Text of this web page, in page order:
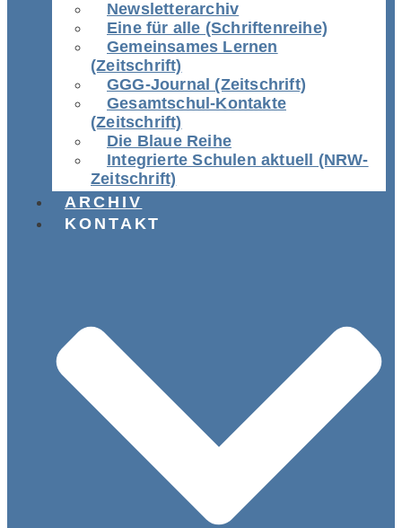
Newsletterarchiv
Eine für alle (Schriftenreihe)
Gemeinsames Lernen
(Zeitschrift)
GGG-Journal (Zeitschrift)
Gesamtschul-Kontakte
(Zeitschrift)
Die Blaue Reihe
Integrierte Schulen aktuell (NRW-
Zeitschrift)
ARCHIV
KONTAKT